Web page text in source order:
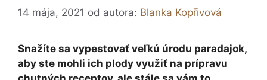
14 mája, 2021 od autora: Blanka Kopřivová
Snažíte sa vypestovať veľkú úrodu paradajok,
aby ste mohli ich plody využiť na prípravu